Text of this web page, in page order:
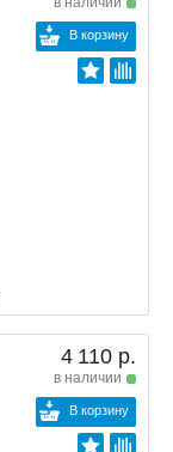
В корзину
4 110 р.
в наличии
В корзину